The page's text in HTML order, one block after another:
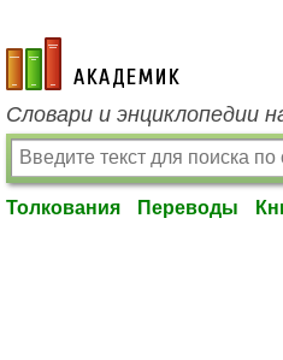
academic.ru
Словари и энциклопедии
Толкования Переводы